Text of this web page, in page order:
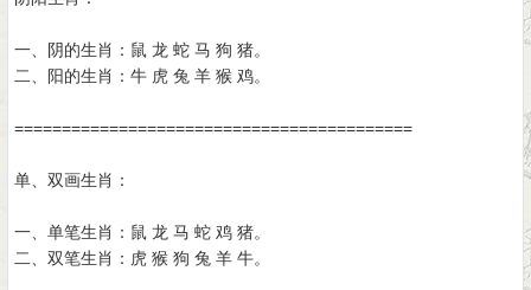
一、阴的生肖：鼠 龙 蛇 马 狗 猪。
二、阳的生肖：牛 虎 兔 羊 猴 鸡。
==========================================
单、双画生肖：
一、单笔生肖：鼠 龙 马 蛇 鸡 猪。
二、双笔生肖：虎 猴 狗 兔 羊 牛。